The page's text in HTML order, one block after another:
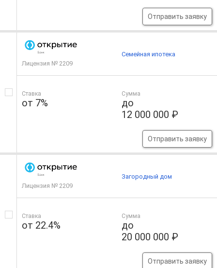
Отправить заявку
Лицензия № 2209
Ставка
от 7%
Сумма
до
12 000 000 ₽
Отправить заявку
Семейная ипотека
Лицензия № 2209
Ставка
от 22.4%
Сумма
до
20 000 000 ₽
Отправить заявку
Загородный дом